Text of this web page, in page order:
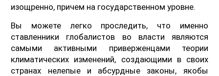
изощренно, причем на государственном уровне.
Вы можете легко проследить, что именно
ставленники глобалистов во власти являются
самыми активными приверженцами теории
климатических изменений, создающими в своих
странах нелепые и абсурдные законы, якобы